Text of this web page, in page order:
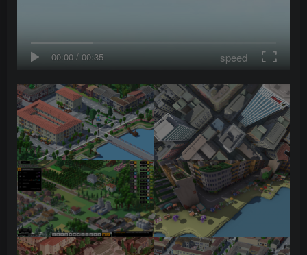
00:00 / 00:35 speed